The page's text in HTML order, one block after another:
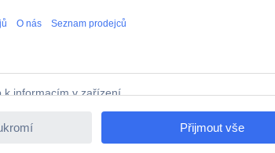
zásuvka - 1x cinch zásuvka] zlatá, červená